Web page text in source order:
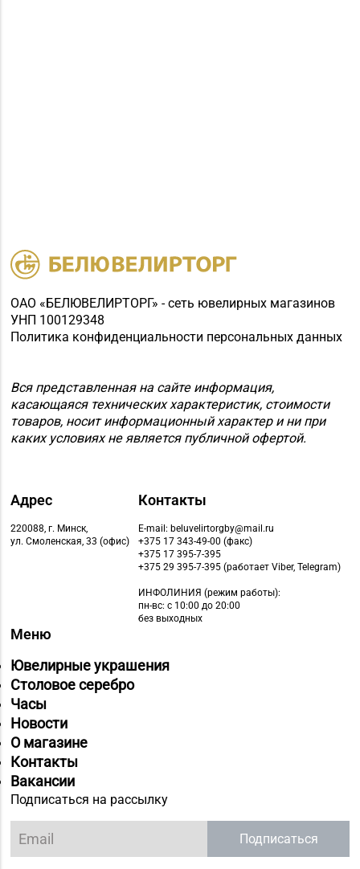
ОАО «БЕЛЮВЕЛИРТОРГ» - сеть ювелирных магазинов
УНП 100129348
Политика конфиденциальности персональных данных
Вся представленная на сайте информация,
касающаяся технических характеристик, стоимости
товаров, носит информационный характер и ни при
каких условиях не является публичной офертой.
Адрес
220088, г. Минск,
ул. Смоленская, 33 (офис)
Контакты
E-mail: beluvelirtorgby@mail.ru
+375 17 343-49-00 (факс)
+375 17 395-7-395
+375 29 395-7-395 (работает Viber, Telegram)
ИНФОЛИНИЯ (режим работы):
пн-вс: с 10:00 до 20:00
без выходных
Меню
Ювелирные украшения
Столовое серебро
Часы
Новости
О магазине
Контакты
Вакансии
Подписаться на рассылку
Подписаться